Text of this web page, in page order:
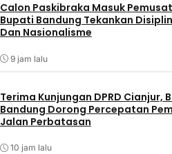
Calon Paskibraka Masuk
Bupati Bandung Tekankan
Dan Nasionalisme
9 jam lalu
Terima Kunjungan DPRD Cianjur,
Bandung Dorong Percepatan
Jalan Perbatasan
10 jam lalu